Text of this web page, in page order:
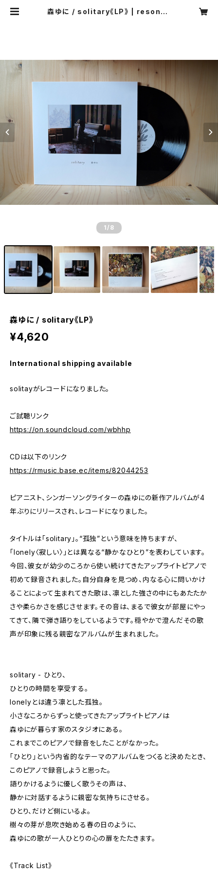
森ゆに / solitary《LP》 | resonan
1 /8
森ゆに / solitary《LP》
¥4,620
International shipping available
solitayがレコードになりました。
ご試聴リンク
https://on.soundcloud.com/wbhhp
CDは以下のリンク
https://rmusic.base.ec/items/82044253
ピアニスト、シンガーソングライターの森ゆにの新作アルバムが4
年ぶりにリリースされ、レコードになりました。
タイトルは「solitary」。“孤独”という意味を持ちますが、
「lonely〈寂しい〉」とは異なる“静かなひとり”を表わしています。
今回、彼女が幼少のころから使い続けてきたアップライトピアノで
初めて録音されました。自分自身を見つめ、内なる心に問いかけ
ることによって生まれてきた歌は、凛とした強さの中にもあたたか
さや柔らかさを感じさせます。その音は、まるで彼女が部屋にやっ
てきて、隣で弾き語りをしているようです。穏やかで澄んだその歌
声が印象に残る親密なアルバムが生まれました。
solitary - ひとり、
ひとりの時間を享受する。
lonelyとは違う凛とした孤独。
小さなころからずっと使ってきたアップライトピアノは
森ゆにが暮らす家のスタジオにある。
これまでこのピアノで録音をしたことがなかった。
「ひとり」という内省的なテーマのアルバムをつくると決めたとき、
このピアノで録音しようと思った。
語りかけるように優しく歌うその声は、
静かに対話するように親密な気持ちにさせる。
ひとり、だけど側にいるよ。
樹々の芽が息吹き始める春の日のように、
森ゆにの歌が一人ひとりの心の扉をたたきます。
《Track List》